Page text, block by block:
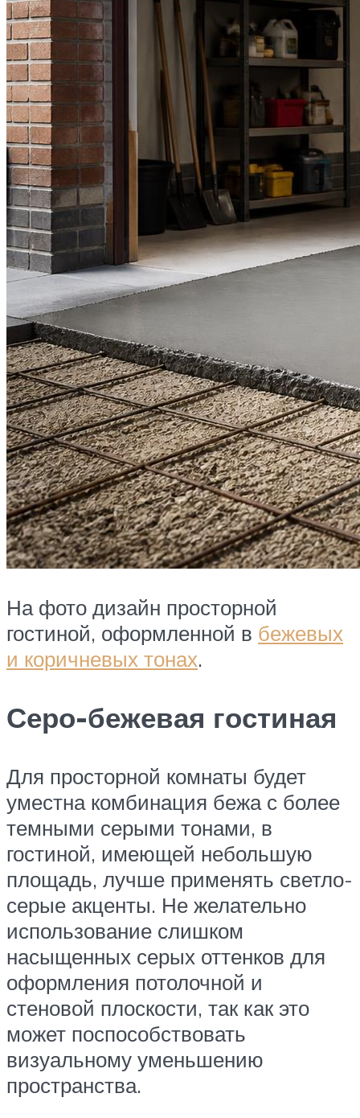
На фото дизайн просторной
гостиной, оформленной в бежевых
и коричневых тонах.
Серо-бежевая гостиная
Для просторной комнаты будет
уместна комбинация бежа с более
темными серыми тонами, в
гостиной, имеющей небольшую
площадь, лучше применять светло-
серые акценты. Не желательно
использование слишком
насыщенных серых оттенков для
оформления потолочной и
стеновой плоскости, так как это
может поспособствовать
визуальному уменьшению
пространства.